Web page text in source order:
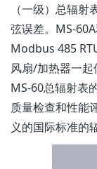
（一级）总辐
弦误差。MS-
Modbus 485
风扇/加热器一起
MS-60总辐射表
质量检查和性能
义的国际标准的